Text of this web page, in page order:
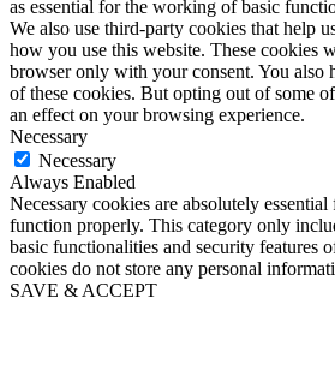
as essential for the working of basic
We also use third-party cookies that help
how you use this website. These cookies
browser only with your consent. You also
of these cookies. But opting out of some
an effect on your browsing experience.
Necessary
Necessary
Always Enabled
Necessary cookies are absolutely
function properly. This category only
basic functionalities and security features
cookies do not store any personal
SAVE & ACCEPT